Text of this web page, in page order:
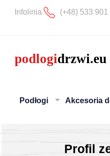
Infolinia (+48) 533 901
Podłogi Akcesoria
Profil